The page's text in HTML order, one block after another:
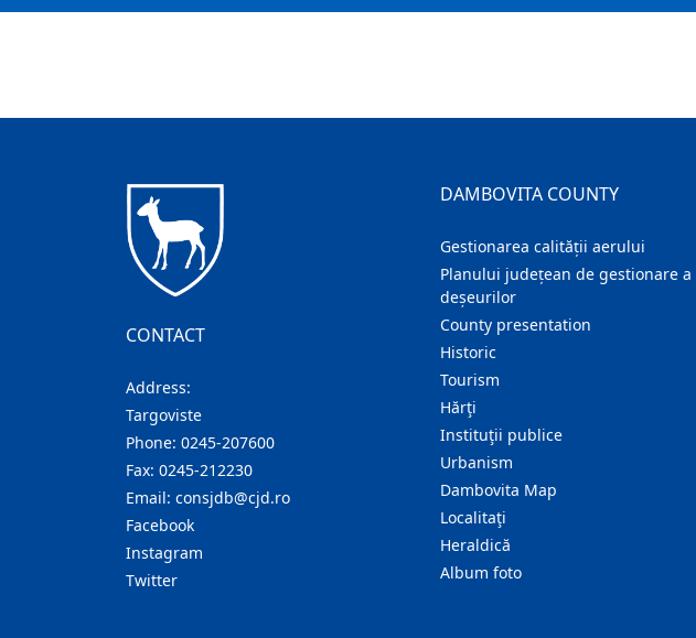
CONTACT
Address:
Targoviste
Phone: 0245-207600
Fax: 0245-212230
Email: consjdb@cjd.ro
Facebook
Instagram
Twitter
DAMBOVITA COUNTY
Gestionarea calității aerului
Planului județean de gestionare a
deșeurilor
County presentation
Historic
Tourism
Hărţi
Instituţii publice
Urbanism
Dambovita Map
Localitaţi
Heraldică
Album foto